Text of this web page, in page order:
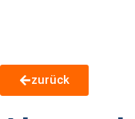
zurück